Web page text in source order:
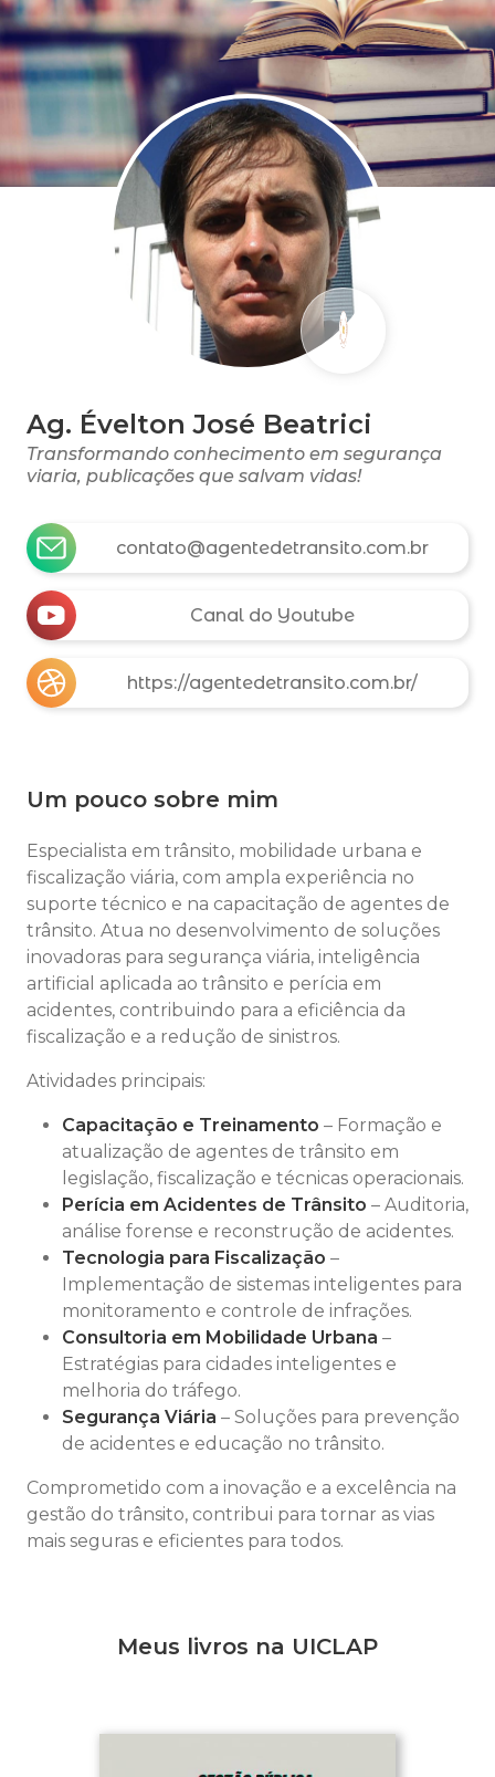
Ag. Évelton José Beatrici
Transformando conhecimento em segurança
viaria, publicações que salvam vidas!
contato@agentedetransito.com.br
Canal do Youtube
https://agentedetransito.com.br/
Um pouco sobre mim
Especialista em trânsito, mobilidade urbana e
fiscalização viária, com ampla experiência no
suporte técnico e na capacitação de agentes de
trânsito. Atua no desenvolvimento de soluções
inovadoras para segurança viária, inteligência
artificial aplicada ao trânsito e perícia em
acidentes, contribuindo para a eficiência da
fiscalização e a redução de sinistros.
Atividades principais:
Capacitação e Treinamento – Formação e
atualização de agentes de trânsito em
legislação, fiscalização e técnicas operacionais.
Perícia em Acidentes de Trânsito – Auditoria,
análise forense e reconstrução de acidentes.
Tecnologia para Fiscalização –
Implementação de sistemas inteligentes para
monitoramento e controle de infrações.
Consultoria em Mobilidade Urbana –
Estratégias para cidades inteligentes e
melhoria do tráfego.
Segurança Viária – Soluções para prevenção
de acidentes e educação no trânsito.
Comprometido com a inovação e a excelência na
gestão do trânsito, contribui para tornar as vias
mais seguras e eficientes para todos.
Meus livros na UICLAP